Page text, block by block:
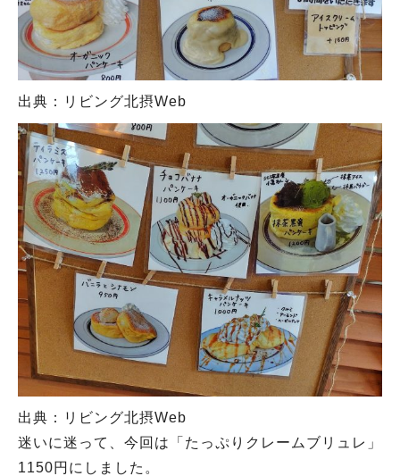
出典：リビング北摂Web
出典：リビング北摂Web
迷いに迷って、今回は「たっぷりクレームブリュレ」
1150円にしました。